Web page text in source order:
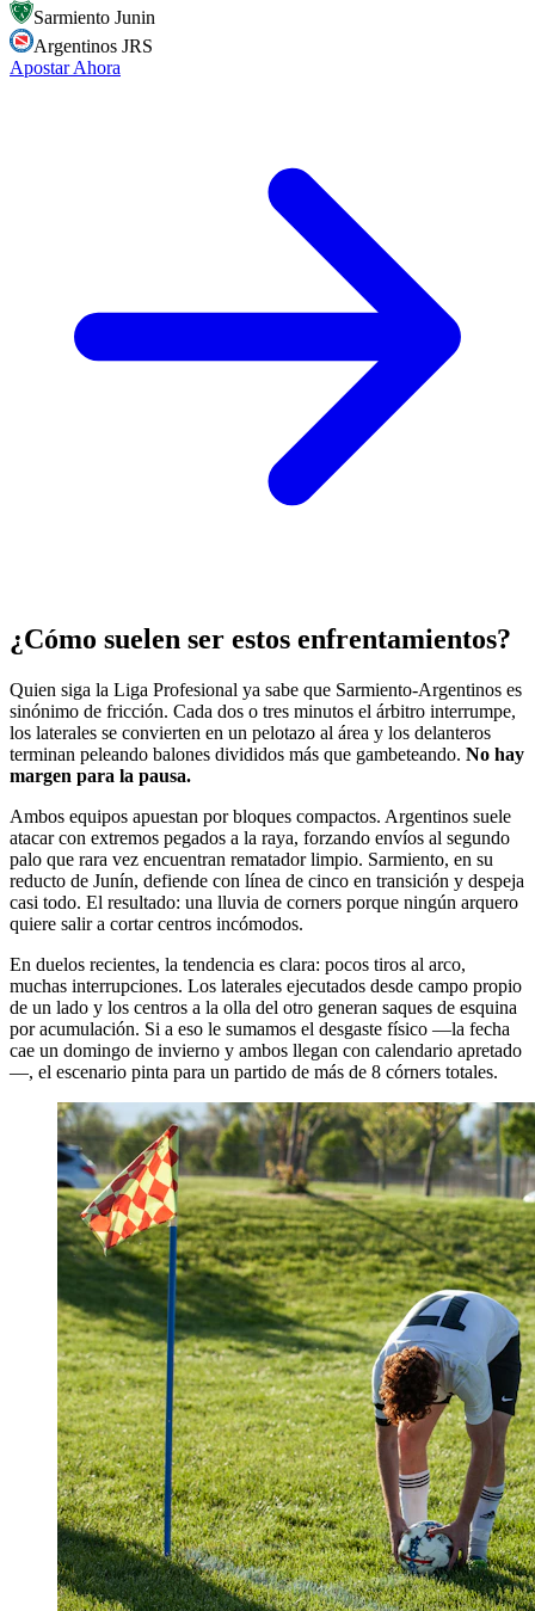
Sarmiento Junin
Argentinos JRS
Apostar Ahora
¿Cómo suelen ser estos enfrentamientos?
Quien siga la Liga Profesional ya sabe que Sarmiento-Argentinos es
sinónimo de fricción. Cada dos o tres minutos el árbitro interrumpe,
los laterales se convierten en un pelotazo al área y los delanteros
terminan peleando balones divididos más que gambeteando. No hay
margen para la pausa.
Ambos equipos apuestan por bloques compactos. Argentinos suele
atacar con extremos pegados a la raya, forzando envíos al segundo
palo que rara vez encuentran rematador limpio. Sarmiento, en su
reducto de Junín, defiende con línea de cinco en transición y despeja
casi todo. El resultado: una lluvia de corners porque ningún arquero
quiere salir a cortar centros incómodos.
En duelos recientes, la tendencia es clara: pocos tiros al arco,
muchas interrupciones. Los laterales ejecutados desde campo propio
de un lado y los centros a la olla del otro generan saques de esquina
por acumulación. Si a eso le sumamos el desgaste físico —la fecha
cae un domingo de invierno y ambos llegan con calendario apretado
—, el escenario pinta para un partido de más de 8 córners totales.